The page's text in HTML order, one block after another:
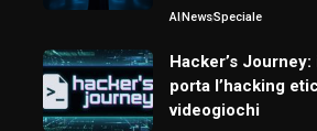
AINewsSpeciale
Hacker’s
porta l’hacking
videogiochi